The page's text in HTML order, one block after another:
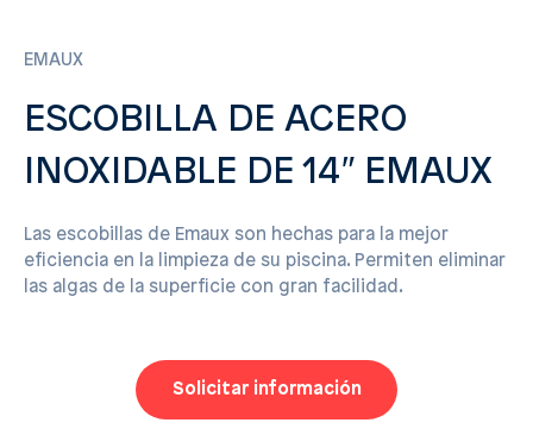
EMAUX
ESCOBILLA DE ACERO
INOXIDABLE DE 14″ EMAUX
Las escobillas de Emaux son hechas para la mejor
eficiencia en la limpieza de su piscina. Permiten eliminar
las algas de la superficie con gran facilidad.
Solicitar información